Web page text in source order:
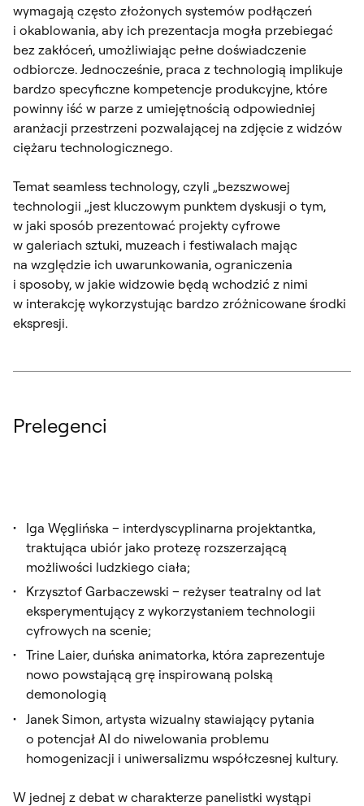
wymagają często złożonych systemów podłączeń
i okablowania, aby ich prezentacja mogła przebiegać
bez zakłóceń, umożliwiając pełne doświadczenie
odbiorcze. Jednocześnie, praca z technologią implikuje
bardzo specyficzne kompetencje produkcyjne, które
powinny iść w parze z umiejętnością odpowiedniej
aranżacji przestrzeni pozwalającej na zdjęcie z widzów
ciężaru technologicznego.
Temat seamless technology, czyli „bezszwowej
technologii „jest kluczowym punktem dyskusji o tym,
w jaki sposób prezentować projekty cyfrowe
w galeriach sztuki, muzeach i festiwalach mając
na względzie ich uwarunkowania, ograniczenia
i sposoby, w jakie widzowie będą wchodzić z nimi
w interakcję wykorzystując bardzo zróżnicowane środki
ekspresji.
Prelegenci
Iga Węglińska – interdyscyplinarna projektantka,
traktująca ubiór jako protezę rozszerzającą
możliwości ludzkiego ciała;
Krzysztof Garbaczewski – reżyser teatralny od lat
eksperymentujący z wykorzystaniem technologii
cyfrowych na scenie;
Trine Laier, duńska animatorka, która zaprezentuje
nowo powstającą grę inspirowaną polską
demonologią
Janek Simon, artysta wizualny stawiający pytania
o potencjał AI do niwelowania problemu
homogenizacji i uniwersalizmu współczesnej kultury.
W jednej z debat w charakterze panelistki wystąpi